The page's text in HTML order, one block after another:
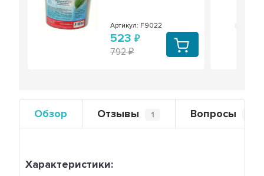
Артикул: F9022
523
792
Обзор Отзывы 1 Вопросы
Характеристики: